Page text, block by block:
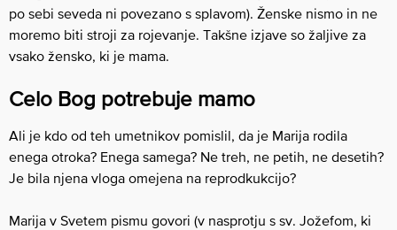
po sebi seveda ni povezano s splavom). Ženske nismo in ne
moremo biti stroji za rojevanje. Takšne izjave so žaljive za
vsako žensko, ki je mama.
Celo Bog potrebuje mamo
Ali je kdo od teh umetnikov pomislil, da je Marija rodila
enega otroka? Enega samega? Ne treh, ne petih, ne desetih?
Je bila njena vloga omejena na reprodkukcijo?
Marija v Svetem pismu govori (v nasprotju s sv. Jožefom, ki